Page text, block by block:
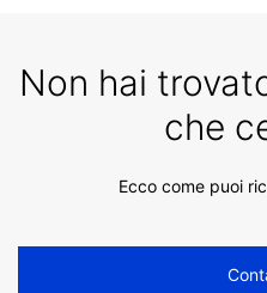
Non hai
che
Ecco come puoi